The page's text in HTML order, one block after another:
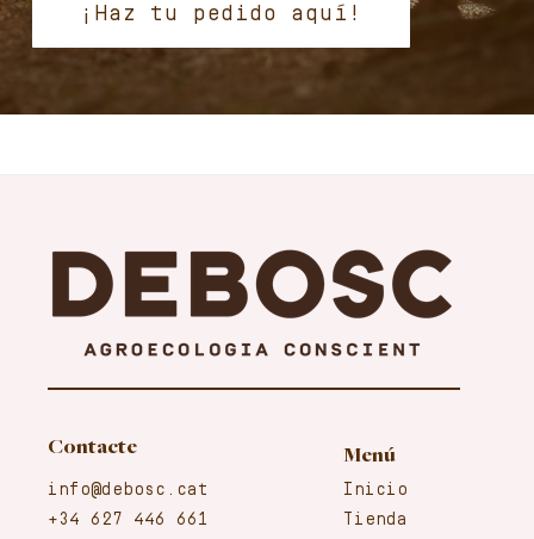
¡Haz tu pedido aquí!
Menú
Inicio
Tienda
Contacte
info@debosc.cat
+34 627 446 661